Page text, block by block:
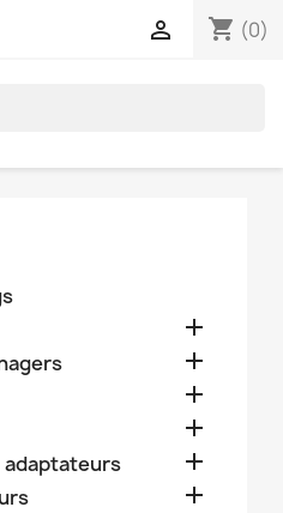
shopping_cart (0)





adaptateurs 
